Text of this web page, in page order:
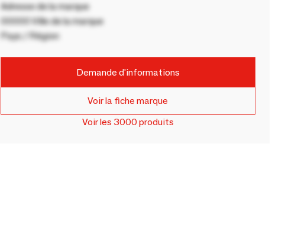
Adresse de la marque
00000 Ville de la marque
Pays / Région
Demande d'informations
Voir la fiche marque
Voir les 3000 produits